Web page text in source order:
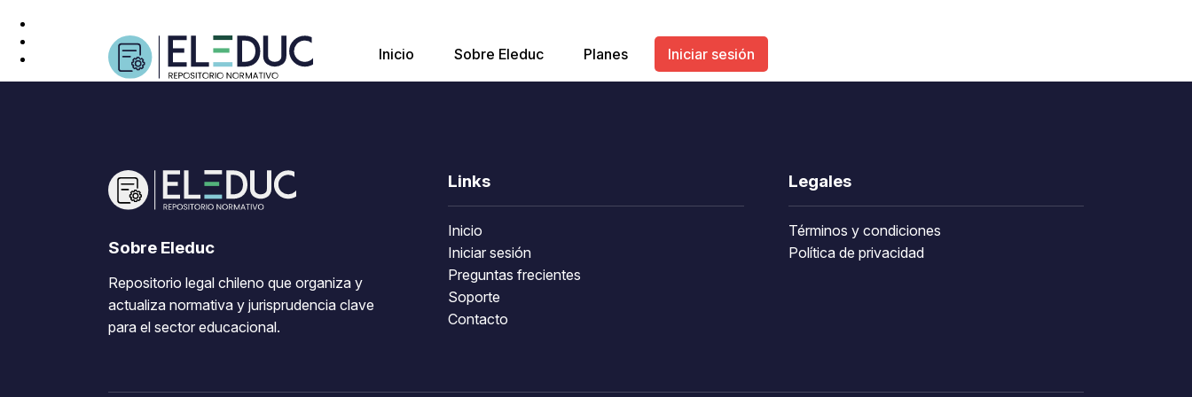
Inicio Sobre Eleduc Planes Iniciar sesión
Sobre Eleduc
Repositorio legal chileno que organiza y
actualiza normativa y jurisprudencia clave
para el sector educacional.
Links
Inicio
Iniciar sesión
Preguntas frecientes
Soporte
Contacto
Legales
Términos y condiciones
Política de privacidad